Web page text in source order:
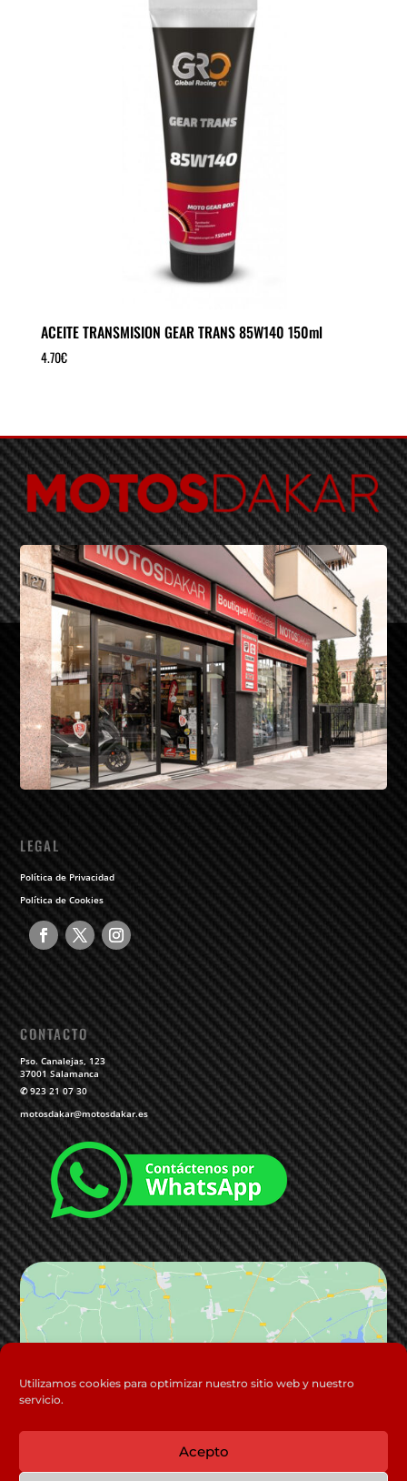
Utilizamos cookies para optimizar nuestro sitio web y nuestro
servicio.
Acepto
ACEITE TRANSMISION GEAR TRANS 85W140 150ml
4.70€
LEGAL
Política de Privacidad
Política de Cookies
CONTACTO
Pso. Canalejas, 123
37001 Salamanca
✆923 21 07 30
motosdakar@motosdakar.es
Haz clic para aceptar cookies de